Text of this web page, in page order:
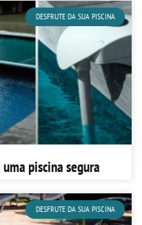
DESFRUTE DA SUA PISCINA
piscina segura
DESFRUTE DA SUA PISCINA